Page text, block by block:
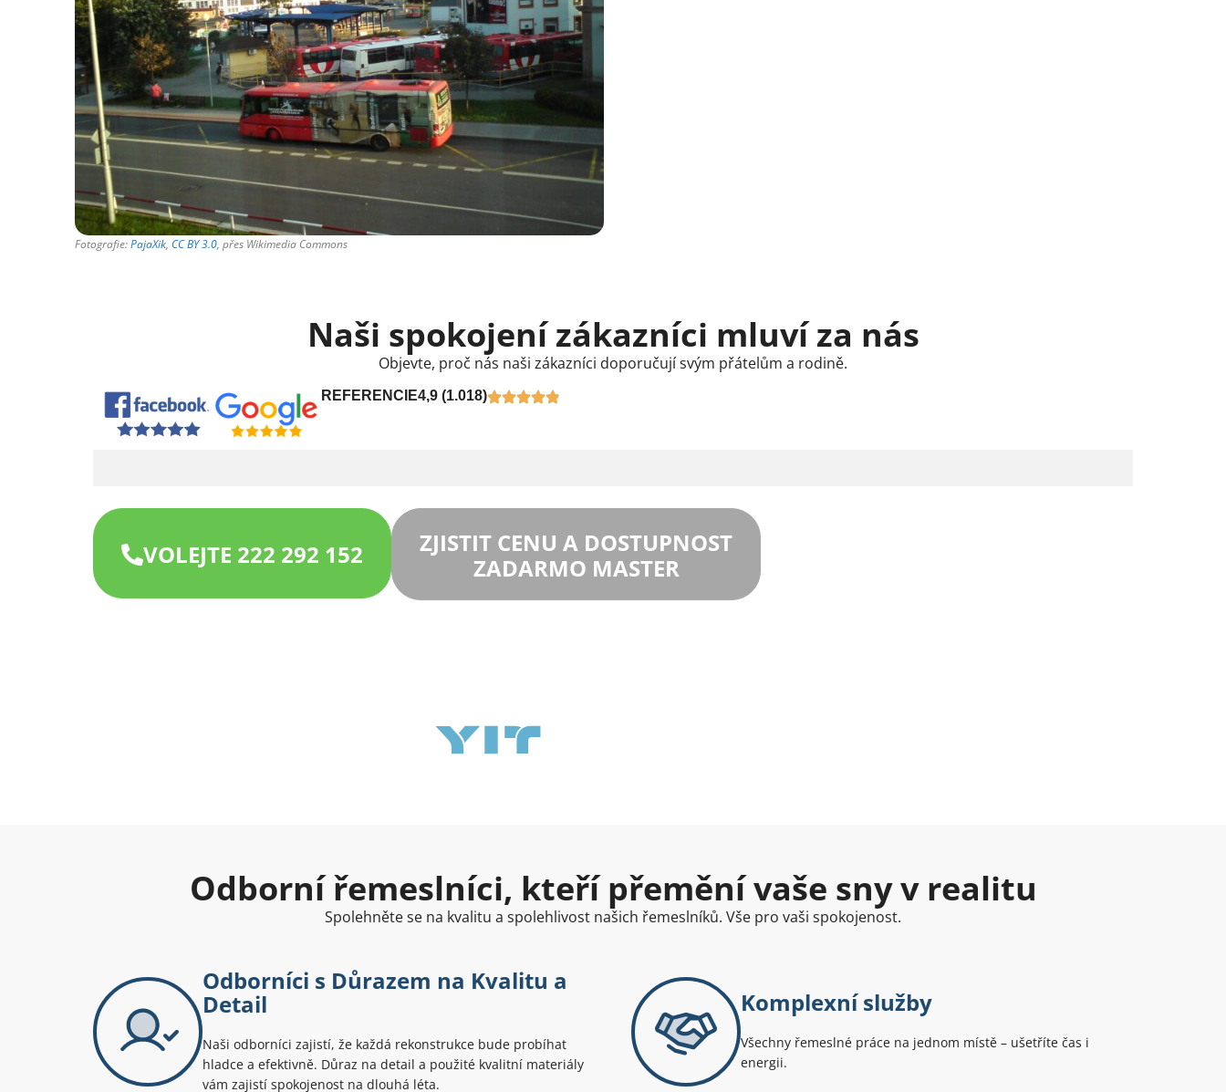
Fotografie:PajaXik, CC BY 3.0, přes Wikimedia Commons
Naši spokojení zákazníci mluví za nás
Objevte, proč nás naši zákazníci doporučují svým přátelům a rodině.
REFERENCIE4,9 (1.018)
VOLEJTE 222 292 152
ZJISTIT CENU A DOSTUPNOST
ZADARMO MASTER
Odborní řemeslníci, kteří přemění vaše sny v realitu
Spolehněte se na kvalitu a spolehlivost našich řemeslníků. Vše pro vaši spokojenost.
Odborníci s Důrazem na Kvalitu a
Detail
Naši odborníci zajistí, že každá rekonstrukce bude probíhat
hladce a efektivně. Důraz na detail a použité kvalitní materiály
vám zajistí spokojenost na dlouhá léta.
Komplexní služby
Všechny řemeslné práce na jednom místě – ušetříte čas i
energii.